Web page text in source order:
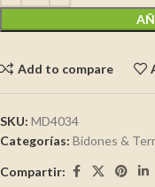
Add to compare
SKU: MD4034
Categorías: Bidones &
Compartir: